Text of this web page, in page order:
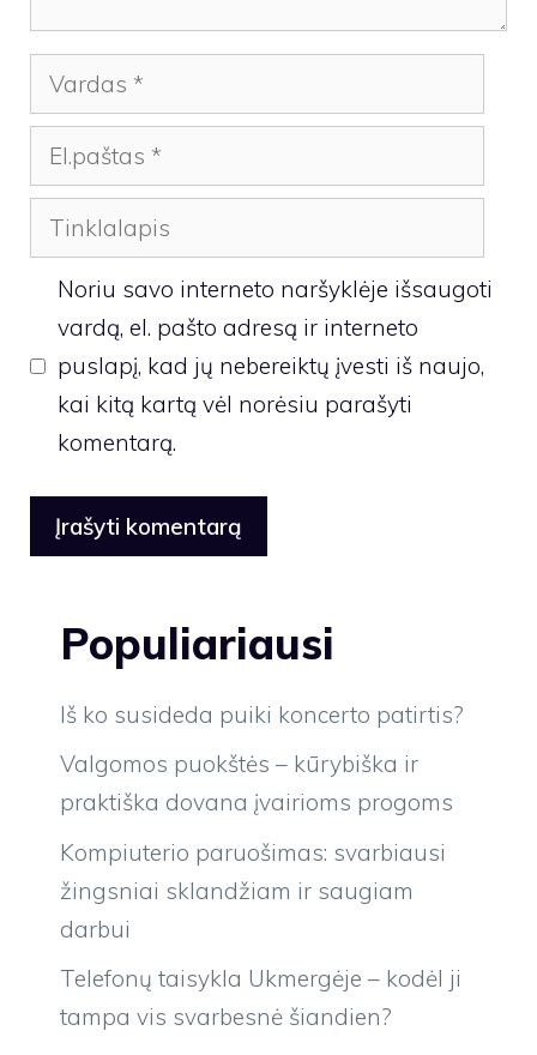
Vardas
El.paštas
Tinklalapis
Noriu savo interneto naršyklėje išsaugoti
vardą, el. pašto adresą ir interneto
puslapį, kad jų nebereiktų įvesti iš naujo,
kai kitą kartą vėl norėsiu parašyti
komentarą.
Populiariausi
Iš ko susideda puiki koncerto patirtis?
Valgomos puokštės – kūrybiška ir
praktiška dovana įvairioms progoms
Kompiuterio paruošimas: svarbiausi
žingsniai sklandžiam ir saugiam
darbui
Telefonų taisykla Ukmergėje – kodėl ji
tampa vis svarbesnė šiandien?